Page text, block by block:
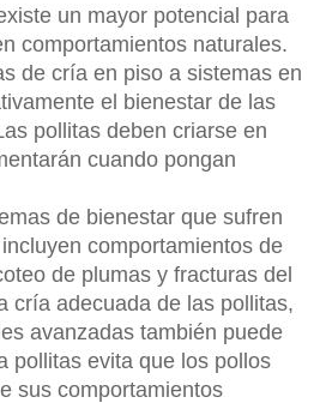
un mayor potencial para
comportamientos naturales.
de cría en piso a sistemas en
el bienestar de las
pollitas deben criarse en
cuando pongan
de bienestar que sufren
comportamientos de
de plumas y fracturas del
cría adecuada de las pollitas,
avanzadas también puede
pollitas evita que los pollos
sus comportamientos